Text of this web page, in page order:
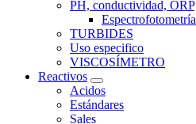
PH, conductividad, ORP
Espectrofotometría
TURBIDES
Uso especifico
VISCOSÍMETRO
Reactivos
Acidos
Estándares
Sales